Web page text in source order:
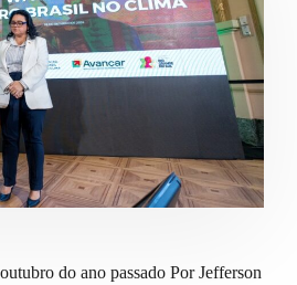
do ano passado Por Jefferson